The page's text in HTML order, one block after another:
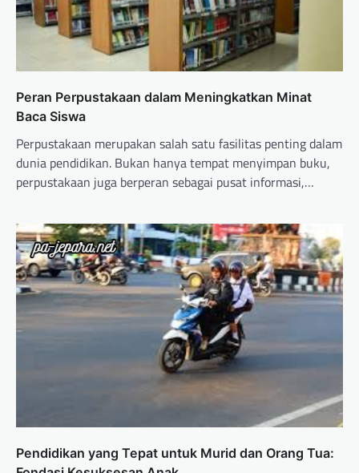
Peran Perpustakaan dalam Meningkatkan Minat
Baca Siswa
Perpustakaan merupakan salah satu fasilitas penting dalam
dunia pendidikan. Bukan hanya tempat menyimpan buku,
perpustakaan juga berperan sebagai pusat informasi,…
Pendidikan yang Tepat untuk Murid dan Orang Tua: